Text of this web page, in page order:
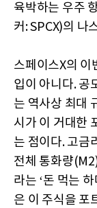
육박하는 우주
커: SPCX)의 나
스페이스X의 이
입이 아니다. 공
는 역사상 최대
시가 이 거대한
는 점이다. 고금
전체 통화량
라는 ‘돈 먹는
은 이 주식을 포